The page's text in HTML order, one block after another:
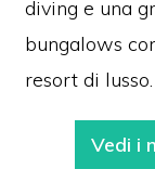
diving e una
bungalows
resort di lusso.
Vedi i